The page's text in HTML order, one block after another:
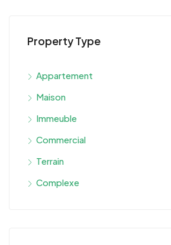
Property Type
Appartement
Maison
Immeuble
Commercial
Terrain
Complexe